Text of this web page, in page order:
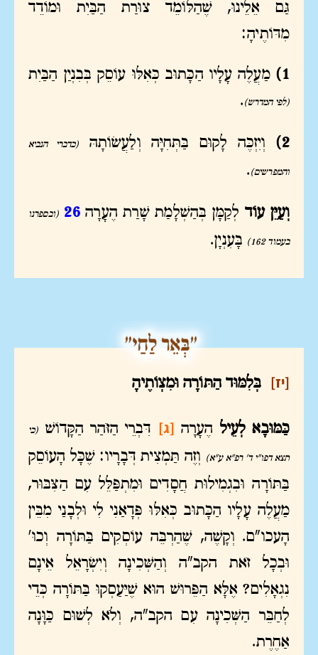
גַּם אֵלֵינוּ, שֶׁהַלּוֹמֵד צוּרַת הַבַּיִת וּמוֹדֵד
מִדּוֹתֶיהָ:
1)
מַעֲלֶה עָלָיו הַכָּתוּב כְּאִלּוּ עוֹסֵק בְּבִנְיַן הַבַּיִת
(לפי המדרש).
2) וְיִזְכֶּה לָקוּם בַּתְּחִיָּה וְלַעֲשׂוֹתָהּ (כדברי הנביא
והמפרשים).
וְעַיֵּן עוֹד לְקַמָּן בְּהַשְׁלָמַת שָׁרַת הֶעָרָה26 (ובספרנו
בעמוד 162) בָּעִנְיָן.
[יז] בְּלִמּוּד הַתּוֹרָה וּמִצְוֹתֶיהָ
כַּמּוּבָא לְעֵיל הֶעָרָה [ג] דִּבְרֵי הַזֹּהַר הַקָּדוֹשׁ (כי
תצא דפו"י ד' רפ"א ע"א) וְזֶה תַּמְצִית דְּבָרָיו: שֶׁכָּל הָעוֹסֵק
בַּתּוֹרָה וּבִגְמִילוּת חֲסָדִים וּמִתְפַּלֵּל עִם הַצִּבּוּר,
מַעֲלֶה עָלָיו הַכָּתוּב כְּאִלּוּ פְּדָאַנִי לִי וּלְבָנַי מִבֵּין
הָעכו"ם. וְקָשֶׁה, שֶׁהַרְבֵּה עוֹסְקִים בַּתּוֹרָה וְכוּ'
וּבְכָל זֹאת הקב"ה וְהַשְּׁכִינָה וְיִשְׂרָאֵל אֵינָם
נִגְאָלִים? אֶלָּא הַפֵּרוּשׁ הוּא שֶׁיַּעַסְקוּ בַּתּוֹרָה כְּדֵי
לְחַבֵּר הַשְּׁכִינָה עִם הקב"ה, וְלֹא לְשׁוּם כַּוָּנָה
אַחֶרֶת.